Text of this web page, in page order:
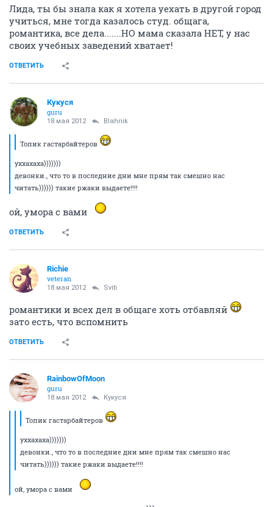
Лида, ты бы знала как я хотела уехать в другой город
учиться, мне тогда казалось студ. общага,
романтика, все дела.......НО мама сказала НЕТ, у нас
своих учебных заведений хватает!
ОТВЕТИТЬ
Кукуся
guru
18 мая 2012 Blahnik
Топик гастарбайтеров
уххахаха)))))))
девонки., что то в последние дни мне прям так смешно нас
читать)))))) такие ржаки выдаете!!!!
ой, умора с вами
ОТВЕТИТЬ
Richie
veteran
18 мая 2012 Sviti
романтики и всех дел в общаге хоть отбавляй
зато есть, что вспомнить
ОТВЕТИТЬ
RainbowOfMoon
guru
18 мая 2012 Кукуся
Топик гастарбайтеров
уххахаха)))))))
девонки., что то в последние дни мне прям так смешно нас
читать)))))) такие ржаки выдаете!!!!
ой, умора с вами